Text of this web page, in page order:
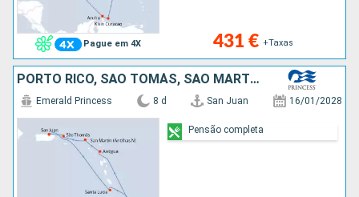
Pague em 4X 431 € +Taxas
PORTO RICO, SÃO TOMÁS, SÃO MARTINHO, ANTÍGUA E BARBUDA, BARBADOS, SANTA LÚCIA
Emerald Princess 8 d San Juan 16/01/2028
Pensão completa